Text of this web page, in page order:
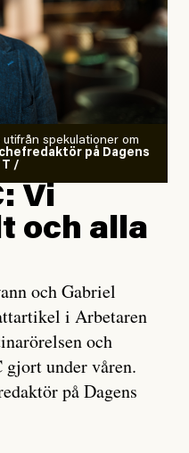
spekulationer om
på Dagens
/
Vi
och alla
och Gabriel
i Arbetaren
och
gjort under våren.
på Dagens